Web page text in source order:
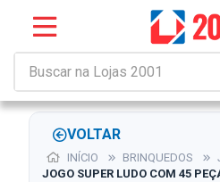
VOLTAR
INÍCIO BRINQUEDOS
JOGO SUPER LUDO COM 45